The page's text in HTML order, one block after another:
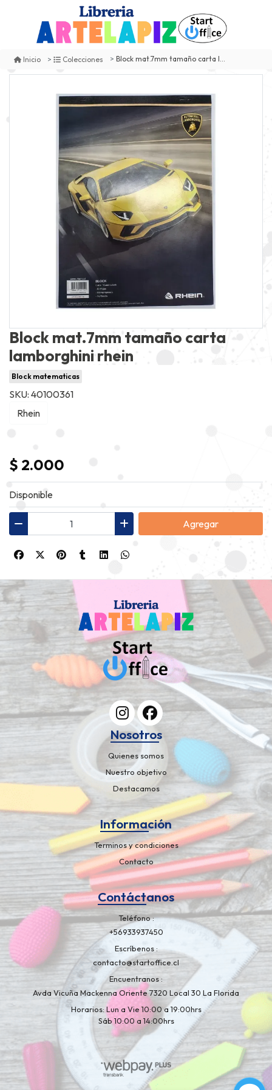
Inicio Colecciones Block mat.7mm tamaño carta lamborghini rhein
Block mat.7mm tamaño carta
lamborghini rhein
Block matematicas
SKU: 40100361
Rhein
$ 2.000
Disponible
Agregar
Nosotros
Quienes somos
Nuestro objetivo
Destacamos
Información
Terminos y condiciones
Contacto
Contáctanos
Teléfono
+56933937450
Escríbenos
contacto@startoffice.cl
Encuentranos
Avda Vicuña Mackenna Oriente 7320 Local 30 La Florida
Horarios: Lun a Vie 10:00 a 19:00hrs
Sáb 10:00 a 14:00hrs